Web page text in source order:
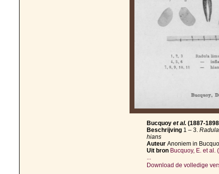
Bucquoy et al.(1887-
Beschrijving 1 – 3.
hians
Auteur Anoniem in
Uit bron Bucquoy, E. et
...
Download de volledige